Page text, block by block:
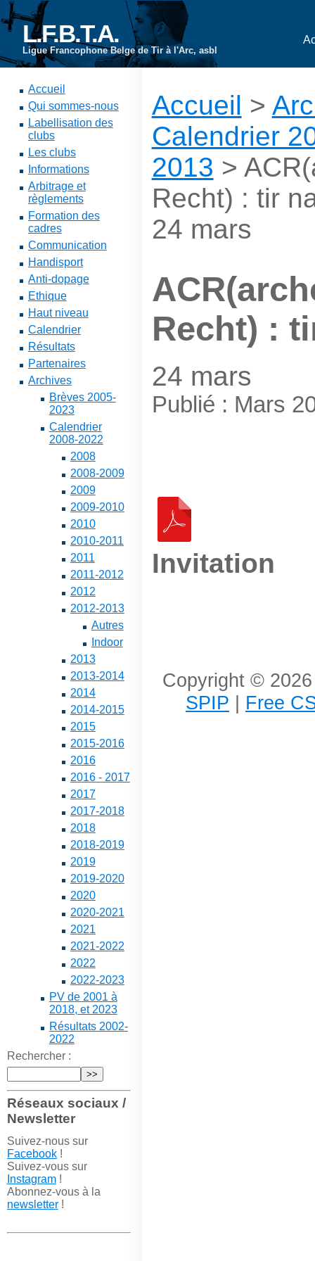
L.F.B.T.A.
Ligue Francophone Belge de Tir à l'Arc, asbl
Accueil
Qui sommes-nous
Labellisation des
clubs
Les clubs
Informations
Arbitrage et
règlements
Formation des
cadres
Communication
Handisport
Anti-dopage
Ethique
Haut niveau
Calendrier
Résultats
Partenaires
Archives
Brèves 2005-
2023
Calendrier
2008-2022
2008
2008-2009
2009
2009-2010
2010
2010-2011
2011
2011-2012
2012
2012-2013
Autres
Indoor
2013
2013-2014
2014
2014-2015
2015
2015-2016
2016
2016 - 2017
2017
2017-2018
2018
2018-2019
2019
2019-2020
2020
2020-2021
2021
2021-2022
2022
2022-2023
PV de 2001 à
2018, et 2023
Résultats 2002-
2022
Rechercher :
Réseaux sociaux /
Newsletter
Suivez-nous sur
Facebook!
Suivez-vous sur
Instagram!
Abonnez-vous à la
newsletter!
Accueil >
Calendrier
2013 >
Recht) : tir
24 mars
Recht) :
24 mars
Publié : Mars
Invitation
Copyright ©
SPIP | Free